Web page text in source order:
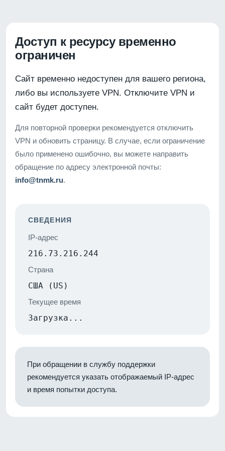
Доступ к ресурсу временно
ограничен
Сайт временно недоступен для вашего региона,
либо вы используете VPN. Отключите VPN и
сайт будет доступен.
Для повторной проверки рекомендуется отключить
VPN и обновить страницу. В случае, если ограничение
было применено ошибочно, вы можете направить
обращение по адресу электронной почты:
info@tnmk.ru.
СВЕДЕНИЯ
IP-адрес
216.73.216.244
Страна
США (US)
Текущее время
Загрузка...
При обращении в службу поддержки
рекомендуется указать отображаемый IP-адрес
и время попытки доступа.